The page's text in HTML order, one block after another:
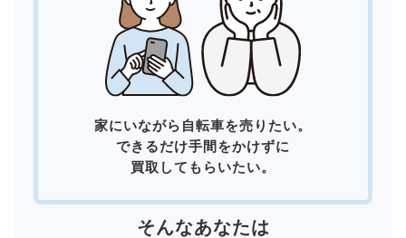
家にいながら自転車を売りたい。
できるだけ手間をかけずに
買取してもらいたい。
そんなあなたは